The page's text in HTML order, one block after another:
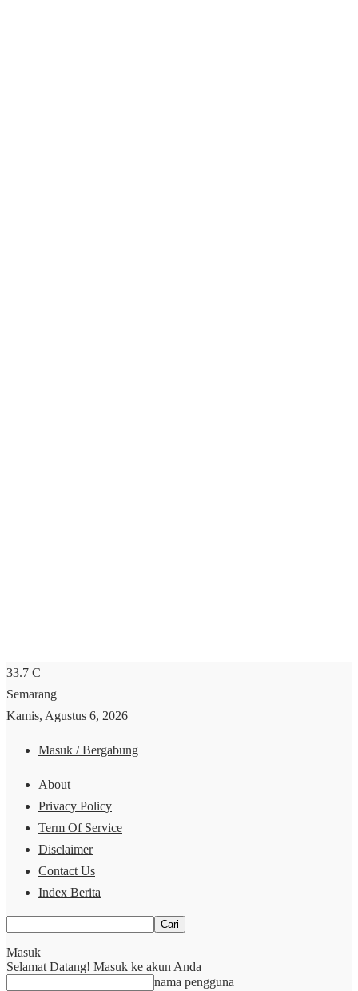
33.7 C
Semarang
Kamis, Agustus 6, 2026
Masuk / Bergabung
About
Privacy Policy
Term Of Service
Disclaimer
Contact Us
Index Berita
Masuk
Selamat Datang! Masuk ke akun Anda
nama pengguna